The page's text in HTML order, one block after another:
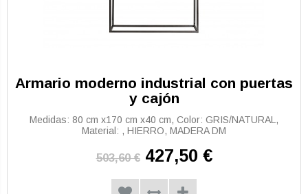
Armario moderno industrial con puertas
y cajón
Medidas: 80 cm x170 cm x40 cm, Color: GRIS/NATURAL,
Material: , HIERRO, MADERA DM
503,60 € 427,50 €